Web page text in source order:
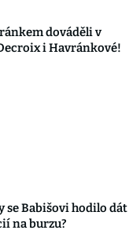
dováděli v
i Havránkové!
se Babišovi hodilo dát
na burzu?